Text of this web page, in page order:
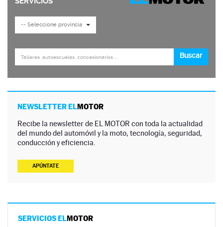
NEWSLETTER ELMOTOR
Recibe la newsletter de EL MOTOR con toda la actualidad
del mundo del automóvil y la moto, tecnología, seguridad,
conducción y eficiencia.
APÚNTATE
SERVICIOS ELMOTOR